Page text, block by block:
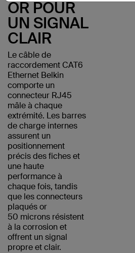
OR POUR
UN SIGNAL
CLAIR
Le câble de
raccordement CAT6
Ethernet Belkin
comporte un
connecteur RJ45
mâle à chaque
extrémité. Les barres
de charge internes
assurent un
positionnement
précis des fiches et
une haute
performance à
chaque fois, tandis
que les connecteurs
plaqués or
50 microns résistent
à la corrosion et
offrent un signal
propre et clair.